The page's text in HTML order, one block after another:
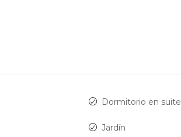
Dormitorio en suite
Jardín